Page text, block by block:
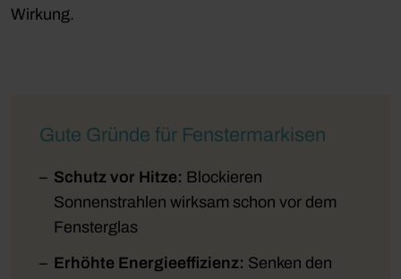
Wirkung.
Gute Gründe für Fenstermarkisen
Schutz vor Hitze: Blockieren
Sonnenstrahlen wirksam schon vor dem
Fensterglas
Erhöhte Energieeffizienz: Senken den